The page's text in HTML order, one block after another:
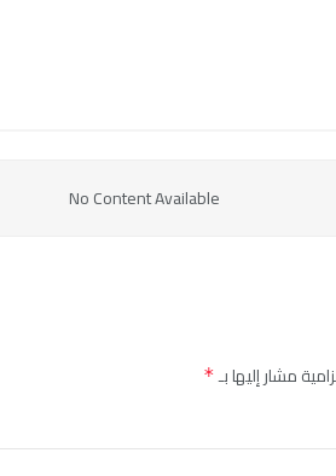
No Content Available
مشار إليها بـ*